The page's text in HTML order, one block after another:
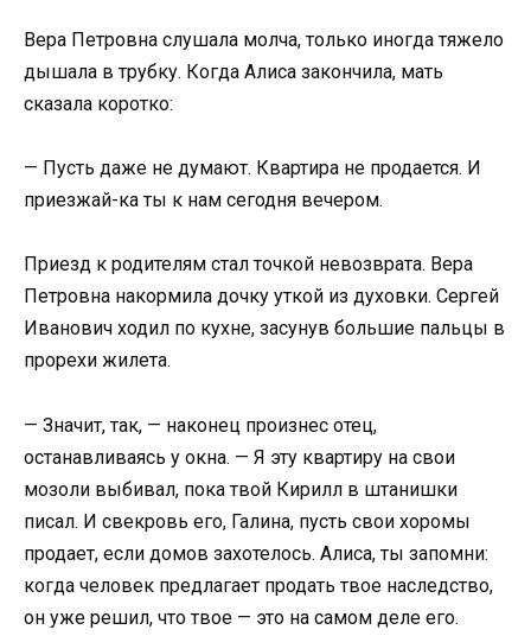
Вера Петровна слушала молча, только иногда тяжело
дышала в трубку. Когда Алиса закончила, мать
сказала коротко:
— Пусть даже не думают. Квартира не продается. И
приезжай-ка ты к нам сегодня вечером.
Приезд к родителям стал точкой невозврата. Вера
Петровна накормила дочку уткой из духовки. Сергей
Иванович ходил по кухне, засунув большие пальцы в
прорехи жилета.
— Значит, так, — наконец произнес отец,
останавливаясь у окна. — Я эту квартиру на свои
мозоли выбивал, пока твой Кирилл в штанишки
писал. И свекровь его, Галина, пусть свои хоромы
продает, если домов захотелось. Алиса, ты запомни:
когда человек предлагает продать твое наследство,
он уже решил, что твое — это на самом деле его.